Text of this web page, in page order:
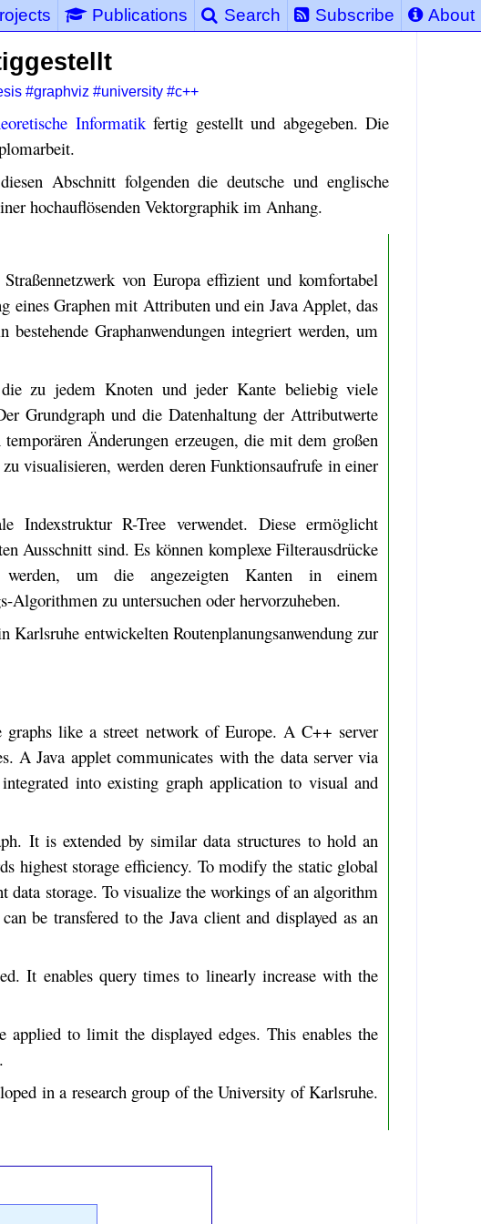
Publications Search Subscribe About
#graphviz #university #c++
Informatikfertig gestellt und abgegeben. Die
Abschnitt folgenden die deutsche und englische
hochauflösenden Vektorgraphik im Anhang.
von Europa effizient und komfortabel
eines Graphen mit Attributen und ein Java Applet, das
Graphanwendungen integriert werden, um
zu jedem Knoten und jeder Kante beliebig viele
Grundgraph und die Datenhaltung der Attributwerte
Änderungen erzeugen, die mit dem großen
visualisieren, werden deren Funktionsaufrufe in einer
Indexstruktur R-Tree verwendet. Diese ermöglicht
Ausschnitt sind. Es können komplexe Filterausdrücke
werden, um die angezeigten Kanten in einem
Algorithmen zu untersuchen oder hervorzuheben.
entwickelten Routenplanungsanwendung zur
like a street network of Europe. A C++ server
A Java applet communicates with the data server via
into existing graph application to visual and
It is extended by similar data structures to hold an
highest storage efficiency. To modify the static global
data storage. To visualize the workings of an algorithm
be transfered to the Java client and displayed as an
It enables query times to linearly increase with the
applied to limit the displayed edges. This enables the
in a research group of the University of Karlsruhe.